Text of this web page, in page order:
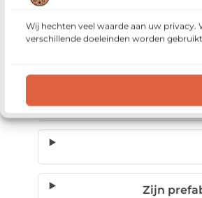
Wij hechten veel waarde aan uw privacy.
verschillende doeleinden worden
Veelgestelde
Zijn